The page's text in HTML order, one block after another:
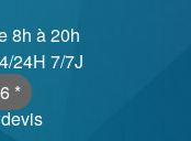
8h à 20h
24H 7/7J
*